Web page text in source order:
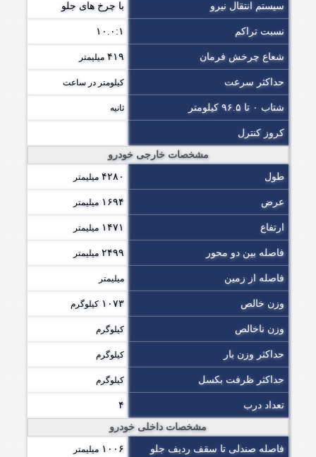
سیستم انتقال نیرو با چرخ های جلو
نسبت تراکم ۱۰.۰:۱
شعاع چرخش فرمان ۴۱۹ میلیمتر
حداکثر سرعت کیلومتر در ساعت
شتاب ۰ تا ۹۶.۵ کیلومتر ثانیه
کروز کنترل
مشخصات خارجی خودرو
طول ۴۲۸۰ میلیمتر
عرض ۱۶۹۴ میلیمتر
ارتفاع ۱۴۷۱ میلیمتر
فاصله بین دو محور ۲۴۹۹ میلیمتر
فاصله از زمین میلیمتر
وزن خالص ۱۰۷۳ کیلوگرم
وزن ناخالص کیلوگرم
حداکثر وزن بار کیلوگرم
حداکثر ظرفت بکسل کیلوگرم
تعداد درب ۴
مشخصات داخلی خودرو
فاصله صندلی تا سقف ردیف جلو ۱۰۰۶ میلیمتر